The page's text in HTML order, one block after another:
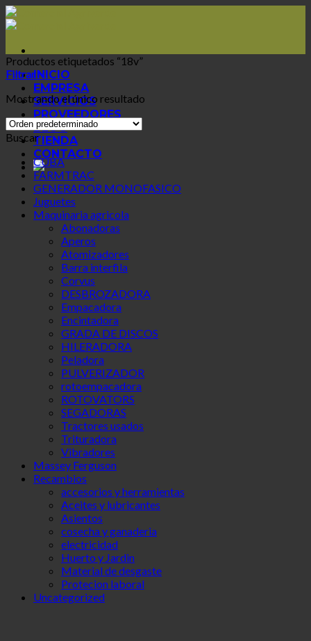
Skip
to
INICIO
EMPRESA
SERVICIOS
PROVEEDORES
BLOG
TIENDA
CONTACTO
Productos etiquetados “18v”
Filtrar
Mostrando el único resultado
Buscar
CUBA
FARMTRAC
GENERADOR MONOFASICO
Juguetes
Maquinaria agricola
Abonadoras
Aperos
Atomizadores
Barra interfila
Corvus
DESBROZADORA
Empacadora
Encintadora
GRADA DE DISCOS
HILERADORA
Peladora
PULVERIZADOR
rotoempacadora
ROTOVATORS
SEGADORAS
Tractores usados
Trituradora
Vibradores
Massey Ferguson
Recambios
accesorios y herramientas
Aceites y lubricantes
Asientos
cosecha y ganaderia
electricidad
Huerto y Jardin
Material de desgaste
Protecion laboral
Uncategorized